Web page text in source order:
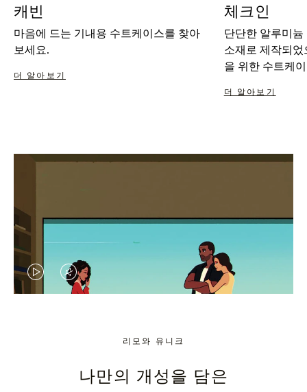
캐빈
마음에 드는 기내용 수트케이스를 찾아
보세요.
더 알아보기
체크인
단단한 알루미
소재로 제작되
을 위한 수트케
더 알아보기
VIDEO
PRESS
VIDEO
MUTED,
PRESS
리모와 유니크
나만의 개성을 담은